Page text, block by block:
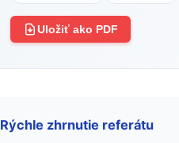
Uložiť ako PDF
Rýchle zhrnutie referátu